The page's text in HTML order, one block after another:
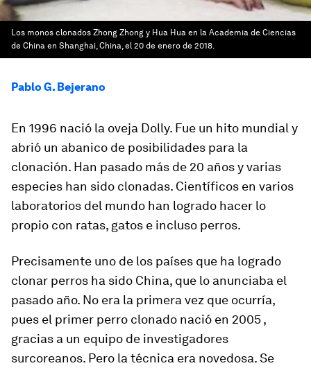
Los monos clonados Zhong Zhong y Hua Hua en la Academia de Ciencias
de China en Shanghai, China, el 20 de enero de 2018.
Pablo G. Bejerano
En 1996 nació la oveja Dolly. Fue un hito mundial y
abrió un abanico de posibilidades para la
clonación. Han pasado más de 20 años y varias
especies han sido clonadas. Científicos en varios
laboratorios del mundo han logrado hacer lo
propio con ratas, gatos e incluso perros.
Precisamente uno de los países que ha logrado
clonar perros ha sido China, que lo anunciaba el
pasado año. No era la primera vez que ocurría,
pues el primer perro clonado nació en 2005 ,
gracias a un equipo de investigadores
surcoreanos. Pero la técnica era novedosa. Se